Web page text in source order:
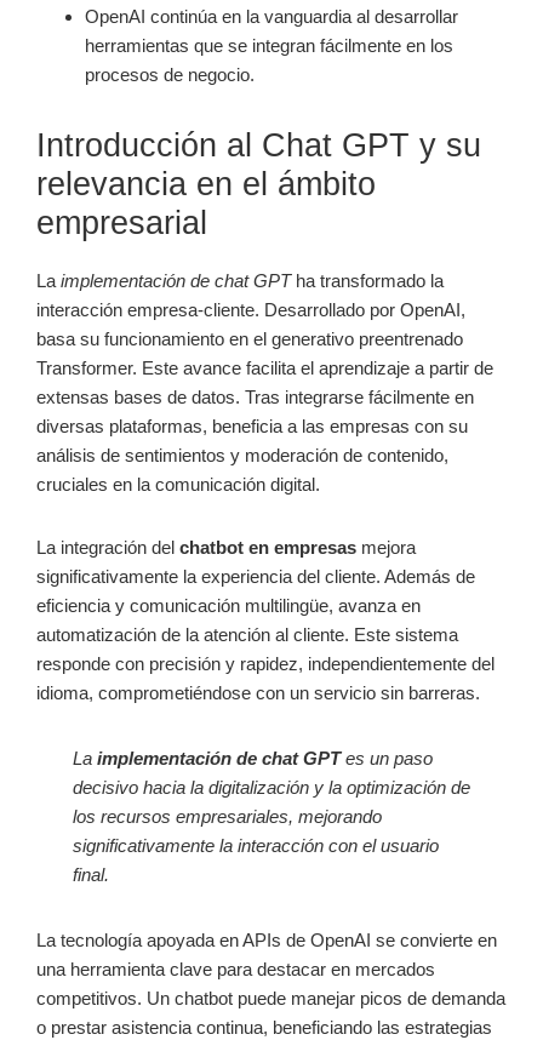
OpenAI continúa en la vanguardia al desarrollar
herramientas que se integran fácilmente en los
procesos de negocio.
Introducción al Chat GPT y su
relevancia en el ámbito
empresarial
La implementación de chat GPTha transformado la
interacción empresa-cliente. Desarrollado por OpenAI,
basa su funcionamiento en el generativo preentrenado
Transformer. Este avance facilita el aprendizaje a partir de
extensas bases de datos. Tras integrarse fácilmente en
diversas plataformas, beneficia a las empresas con su
análisis de sentimientos y moderación de contenido,
cruciales en la comunicación digital.
La integración del chatbot en empresas mejora
significativamente la experiencia del cliente. Además de
eficiencia y comunicación multilingüe, avanza en
automatización de la atención al cliente. Este sistema
responde con precisión y rapidez, independientemente del
idioma, comprometiéndose con un servicio sin barreras.
La implementación de chat GPTes un paso
decisivo hacia la digitalización y la optimización de
los recursos empresariales, mejorando
significativamente la interacción con el usuario
final.
La tecnología apoyada en APIs de OpenAI se convierte en
una herramienta clave para destacar en mercados
competitivos. Un chatbot puede manejar picos de demanda
o prestar asistencia continua, beneficiando las estrategias